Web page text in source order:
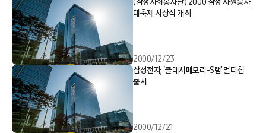
(삼성사회봉사단) 2000 삼성 자원봉사
대축제 시상식 개최
2000/12/23
삼성전자, ‘플래시메모리-S램’ 멀티칩
출시
2000/12/21